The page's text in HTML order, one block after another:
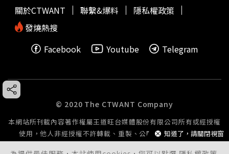
知道了，請關閉視窗
關於CTWANT 聯繫&爆料
隱私權政策
發燒熱搜
Facebook
Youtube Telegram
© 2020 The CTWANT Company
本網站所刊載內容著作權屬王道旺台媒體股份有限公司所有或經授權
使用，他人非經授權不許轉載、重製、公開播送或公開傳輸。